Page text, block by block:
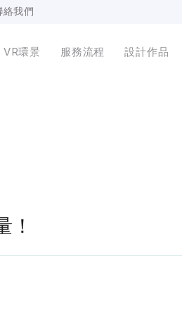
絡我們
VR環景 服務流程 設計作品